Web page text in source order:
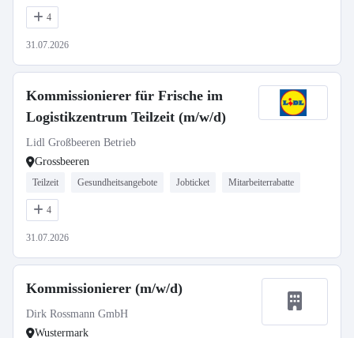
4
31.07.2026
Kommissionierer für Frische im
Logistikzentrum Teilzeit (m/w/d)
Lidl Großbeeren Betrieb
Grossbeeren
Teilzeit Gesundheitsangebote Jobticket Mitarbeiterrabatte
4
31.07.2026
Kommissionierer (m/w/d)
Dirk Rossmann GmbH
Wustermark